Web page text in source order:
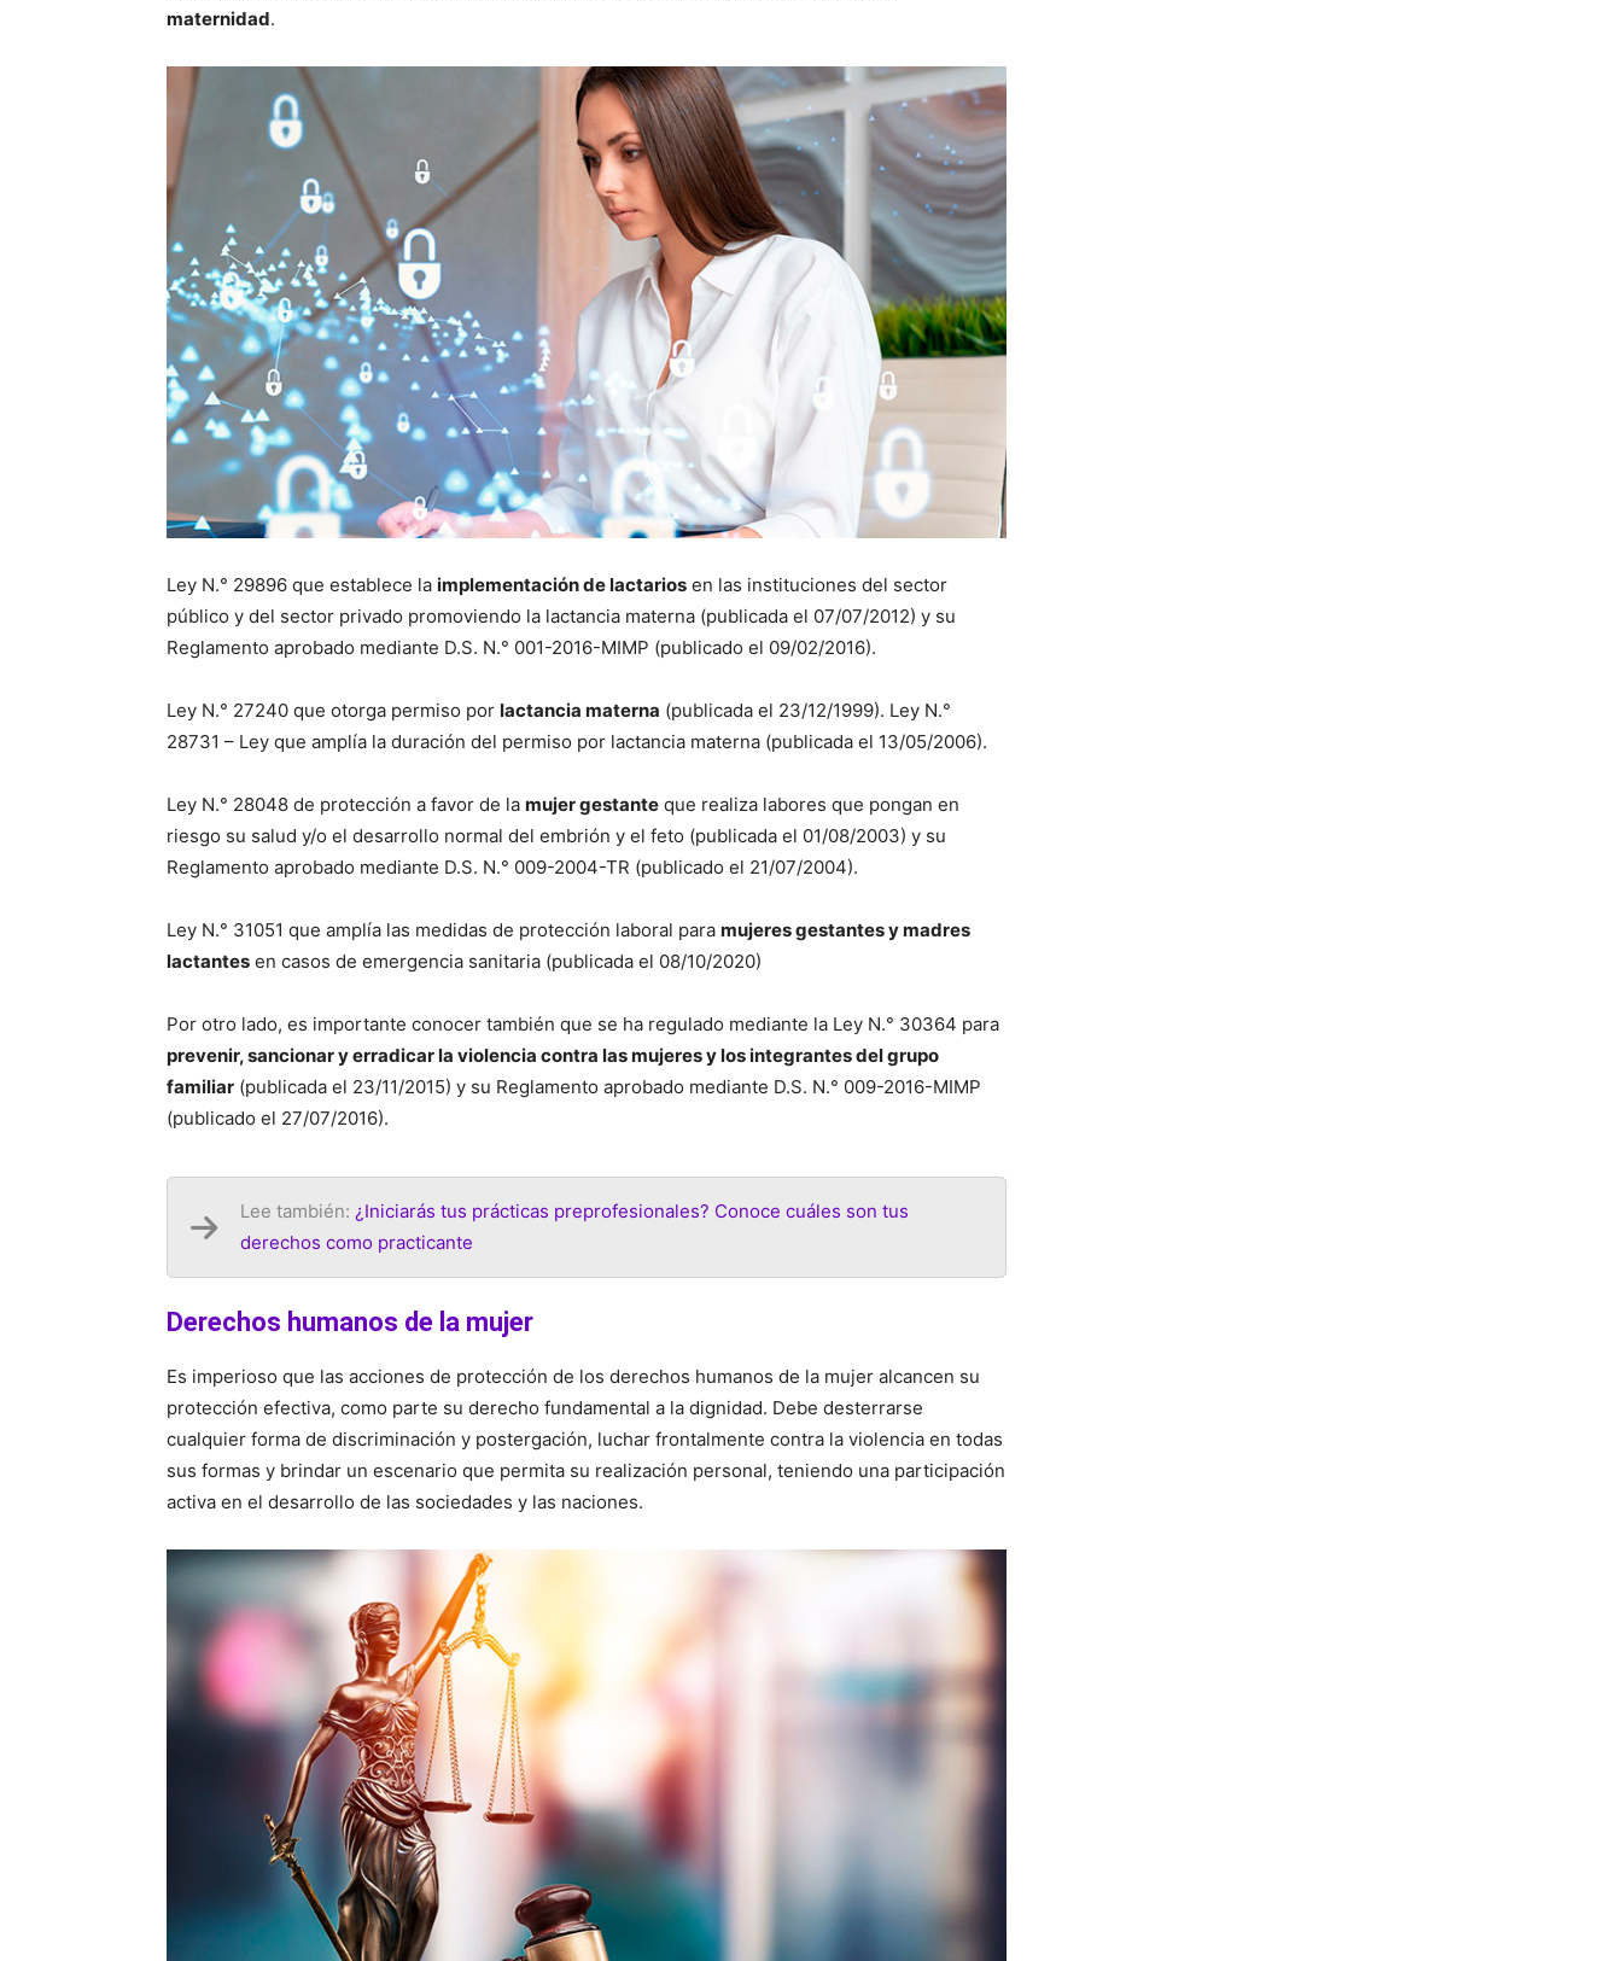
maternidad.
Ley N.° 29896 que establece la implementación de lactarios en las instituciones del sector
público y del sector privado promoviendo la lactancia materna (publicada el 07/07/2012) y su
Reglamento aprobado mediante D.S. N.° 001-2016-MIMP (publicado el 09/02/2016).
Ley N.° 27240 que otorga permiso por lactancia materna (publicada el 23/12/1999). Ley N.°
28731 – Ley que amplía la duración del permiso por lactancia materna (publicada el 13/05/2006).
Ley N.° 28048 de protección a favor de la mujer gestante que realiza labores que pongan en
riesgo su salud y/o el desarrollo normal del embrión y el feto (publicada el 01/08/2003) y su
Reglamento aprobado mediante D.S. N.° 009-2004-TR (publicado el 21/07/2004).
Ley N.° 31051 que amplía las medidas de protección laboral para mujeres gestantes y madres
lactantes en casos de emergencia sanitaria (publicada el 08/10/2020)
Por otro lado, es importante conocer también que se ha regulado mediante la Ley N.° 30364 para
prevenir, sancionar y erradicar la violencia contra las mujeres y los integrantes del grupo
familiar (publicada el 23/11/2015) y su Reglamento aprobado mediante D.S. N.° 009-2016-MIMP
(publicado el 27/07/2016).
Lee también: ¿Iniciarás tus prácticas preprofesionales? Conoce cuáles son tus
derechos como practicante
Derechos humanos de la mujer
Es imperioso que las acciones de protección de los derechos humanos de la mujer alcancen su
protección efectiva, como parte su derecho fundamental a la dignidad. Debe desterrarse
cualquier forma de discriminación y postergación, luchar frontalmente contra la violencia en todas
sus formas y brindar un escenario que permita su realización personal, teniendo una participación
activa en el desarrollo de las sociedades y las naciones.